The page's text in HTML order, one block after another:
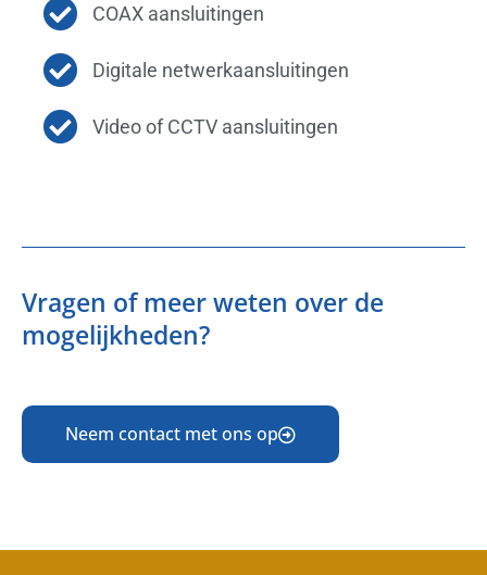
COAX aansluitingen
Digitale netwerkaansluitingen
Video of CCTV aansluitingen
Vragen of meer weten over de
mogelijkheden?
Neem contact met ons op